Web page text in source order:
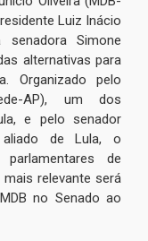
Luiz Inácio
Simone
alternativas para
Organizado pelo
AP), um dos
e pelo senador
aliado de Lula, o
de
relevante será
no Senado ao